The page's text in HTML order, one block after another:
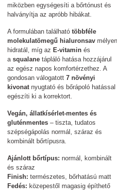
miközben egységesíti a bőrtónust és
halványítja az apróbb hibákat.
A formulában található többféle
molekulatömegű hialuronsav mélyen
hidratál, míg az E-vitamin és
a squalane tápláló hatása hozzájárul
az egész napos komfortérzethez. A
gondosan válogatott 7 növényi
kivonatnyugtató és bőrápoló hatással
egészíti ki a korrektort.
Vegán, állatkísérlet-mentes és
gluténmentes – tiszta, tudatos
szépségápolás normál, száraz és
kombinált bőrtípusra.
Ajánlott bőrtípus: normál, kombinált
és száraz
Finish: természetes, bőrhatású matt
Fedés: közepestől magasig építhető